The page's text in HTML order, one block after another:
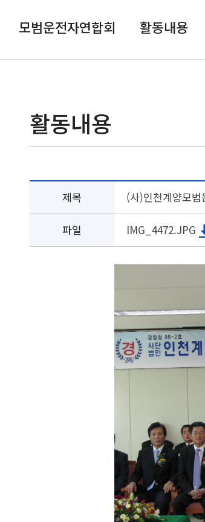
모범운전자연합회 활동내용
활동내용
제목 (사)인천계양모범
파일 IMG_4472.JPG